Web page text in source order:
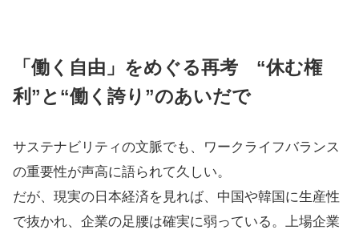
「働く自由」をめぐる再考 “休む権
利”と“働く誇り”のあいだで
サステナビリティの文脈でも、ワークライフバランス
の重要性が声高に語られて久しい。
だが、現実の日本経済を見れば、中国や韓国に生産性
で抜かれ、企業の足腰は確実に弱っている。上場企業